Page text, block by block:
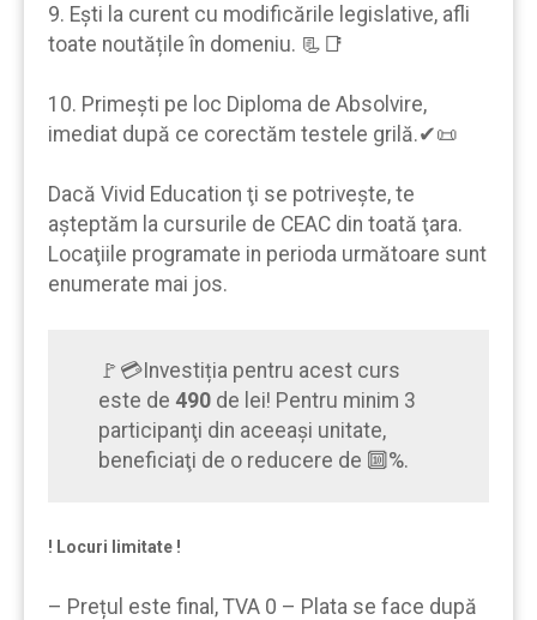
9. Eşti la curent cu modificările legislative, afli
toate noutățile în domeniu. 📃📑
10. Primeşti pe loc Diploma de Absolvire,
imediat după ce corectăm testele grilă.✔📜
Dacă Vivid Education ţi se potrivește, te
aşteptăm la cursurile de CEAC din toată ţara.
Locaţiile programate in perioda următoare sunt
enumerate mai jos.
🚩💳Investiția pentru acest curs
este de 490de lei! Pentru minim 3
participanţi din aceeaşi unitate,
beneficiaţi de o reducere de 🔟%.
! Locuri limitate !
– Prețul este final, TVA 0 – Plata se face după